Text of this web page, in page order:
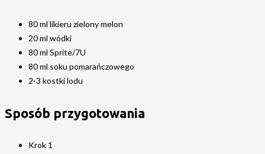
80 ml likieru zielony melon
20 ml wódki
80 ml Sprite/7U
80 ml soku pomarańczowego
2-3 kostki lodu
Sposób przygotowania
Krok 1